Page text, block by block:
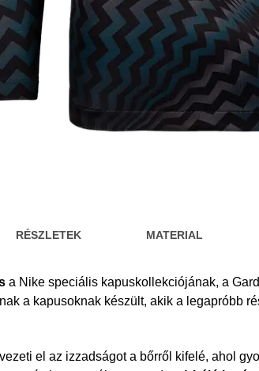
RÉSZLETEK MATERIAL
a Nike speciális kapuskollekciójának, a
a kapusoknak készült, akik a legapróbb
el az izzadságot a bőrről kifelé, ahol